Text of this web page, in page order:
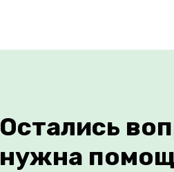
Остались
нужна